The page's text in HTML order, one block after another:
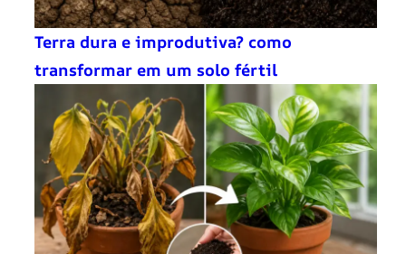
Terra dura e improdutiva? como
transformar em um solo fértil